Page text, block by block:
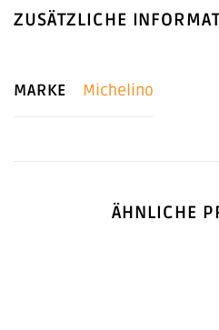
ZUSÄTZLICHE
MARKE Michelino
ÄHNLICHE